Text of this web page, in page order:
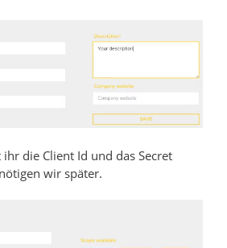
die Client Id und das Secret
wir später.